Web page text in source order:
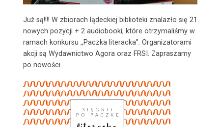
Już są!!!! W zbiorach lądeckiej biblioteki znalazło się 21
nowych pozycji + 2 audiobooki, które otrzymaliśmy w
ramach konkursu ,,Paczka literacka”. Organizatorami
akcji są Wydawnictwo Agora oraz FRSI. Zapraszamy
po nowości